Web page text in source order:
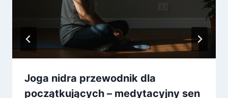
Joga nidra przewodnik dla
początkujących – medytacyjny sen